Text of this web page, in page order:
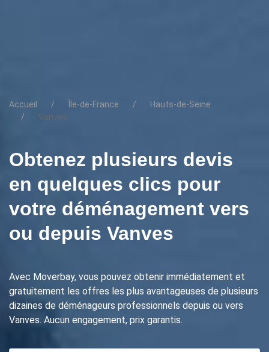
Accueil Île-de-France
Hauts-de-Seine
Vanves
Obtenez plusieurs devis
en quelques clics pour
votre déménagement vers
ou depuis Vanves
Avec Moverbay, vous pouvez obtenir immédiatement et
gratuitement les offres les plus avantageuses de plusieurs
dizaines de déménageurs professionnels depuis ou vers
Vanves. Aucun engagement, prix garantis.